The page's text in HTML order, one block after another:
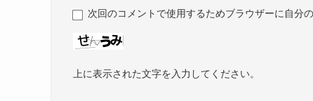
次回のコメントで使用するためブラウザーに自分
上に表示された文字を入力してください。